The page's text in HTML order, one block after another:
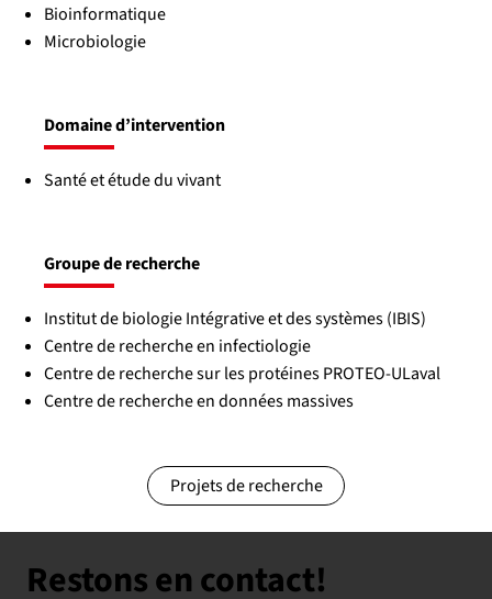
Bioinformatique
Microbiologie
Domaine d’intervention
Santé et étude du vivant
Groupe de recherche
Institut de biologie Intégrative et des systèmes (IBIS)
Centre de recherche en infectiologie
Centre de recherche sur les protéines PROTEO-ULaval
Centre de recherche en données massives
Projets de recherche
Restons en contact!